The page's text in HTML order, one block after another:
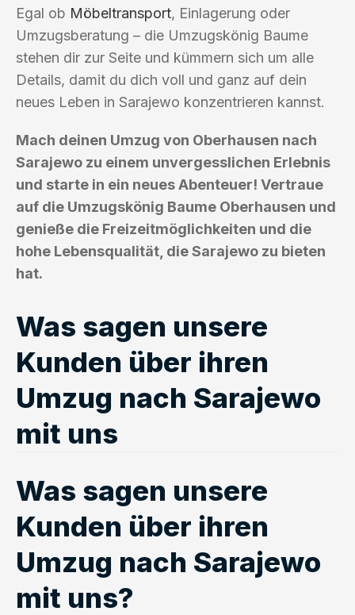
Egal ob Möbeltransport, Einlagerung oder
Umzugsberatung – die Umzugskönig Baume
stehen dir zur Seite und kümmern sich um alle
Details, damit du dich voll und ganz auf dein
neues Leben in Sarajewo konzentrieren kannst.
Mach deinen Umzug von Oberhausen nach
Sarajewo zu einem unvergesslichen Erlebnis
und starte in ein neues Abenteuer! Vertraue
auf die Umzugskönig Baume Oberhausen und
genieße die Freizeitmöglichkeiten und die
hohe Lebensqualität, die Sarajewo zu bieten
hat.
Was sagen unsere
Kunden über ihren
Umzug nach Sarajewo
mit uns
Was sagen unsere
Kunden über ihren
Umzug nach Sarajewo
mit uns?